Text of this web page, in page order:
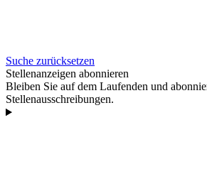
Suche zurücksetzen
Stellenanzeigen abonnieren
Bleiben Sie auf dem Laufenden und
Stellenausschreibungen.